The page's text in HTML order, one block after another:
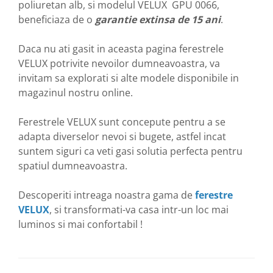
poliuretan alb, si modelul VELUX GPU 0066,
beneficiaza de o garantie extinsa de 15 ani.
Daca nu ati gasit in aceasta pagina ferestrele
VELUX potrivite nevoilor dumneavoastra, va
invitam sa explorati si alte modele disponibile in
magazinul nostru online.
Ferestrele VELUX sunt concepute pentru a se
adapta diverselor nevoi si bugete, astfel incat
suntem siguri ca veti gasi solutia perfecta pentru
spatiul dumneavoastra.
Descoperiti intreaga noastra gama deferestre
VELUX, si transformati-va casa intr-un loc mai
luminos si mai confortabil !